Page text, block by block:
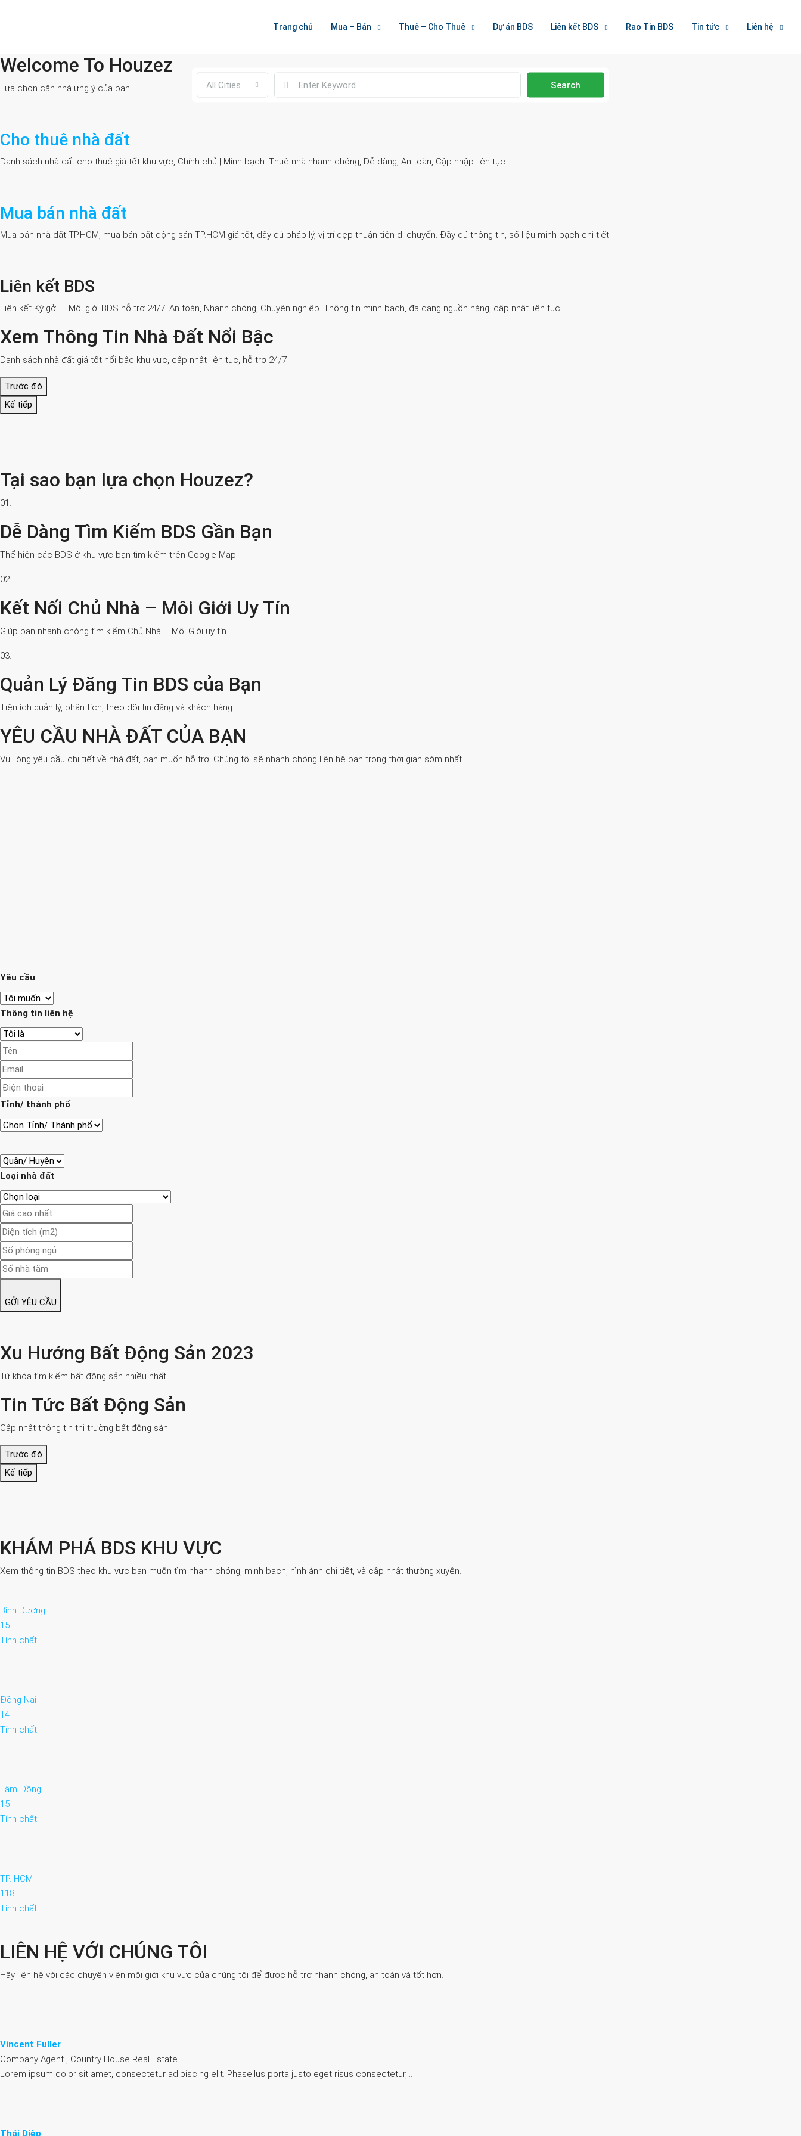
Trang chủ Mua – Bán Thuê – Cho Thuê Dự án BDS Liên kết BDS Rao Tin BDS Tin tức Liên hệ
Welcome To Houzez
All Cities Search
Welcome To Houzez
Lựa chọn căn nhà ưng ý của bạn
Cho thuê nhà đất
Danh sách nhà đất cho thuê giá tốt khu vực, Chính chủ | Minh bạch. Thuê nhà nhanh chóng, Dễ dàng, An toàn, Cập nhập liên tục.
Mua bán nhà đất
Mua bán nhà đất TP.HCM, mua bán bất động sản TP.HCM giá tốt, đầy đủ pháp lý, vị trí đẹp thuận tiện di chuyển. Đầy đủ thông tin, số liệu minh bạch chi tiết.
Liên kết BDS
Liên kết Ký gởi – Môi giới BDS hỗ trợ 24/7. An toàn, Nhanh chóng, Chuyên nghiệp. Thông tin minh bạch, đa dạng nguồn hàng, cập nhật liên tục.
Xem Thông Tin Nhà Đất Nổi Bậc
Danh sách nhà đất giá tốt nổi bậc khu vực, cập nhật liên tục, hỗ trợ 24/7
Trước đó
Kế tiếp
Tại sao bạn lựa chọn Houzez?
01.
Dễ Dàng Tìm Kiếm BDS Gần Bạn
Thể hiện các BDS ở khu vực bạn tìm kiếm trên Google Map.
02.
Kết Nối Chủ Nhà – Môi Giới Uy Tín
Giúp bạn nhanh chóng tìm kiếm Chủ Nhà – Môi Giới uy tín.
03.
Quản Lý Đăng Tin BDS của Bạn
Tiện ích quản lý, phân tích, theo dõi tin đăng và khách hàng.
YÊU CẦU NHÀ ĐẤT CỦA BẠN
Vui lòng yêu cầu chi tiết về nhà đất, bạn muốn hỗ trợ. Chúng tôi sẽ nhanh chóng liên hệ bạn trong thời gian sớm nhất.
Yêu cầu
Thông tin liên hệ
Tỉnh/ thành phố
Loại nhà đất
GỞI YÊU CẦU
Xu Hướng Bất Động Sản 2023
Từ khóa tìm kiếm bất động sản nhiều nhất
Tin Tức Bất Động Sản
Cập nhật thông tin thị trường bất động sản
Trước đó
Kế tiếp
KHÁM PHÁ BDS KHU VỰC
Xem thông tin BDS theo khu vực bạn muốn tìm nhanh chóng, minh bạch, hình ảnh chi tiết, và cập nhật thường xuyên.
Bình Dương
15
Tính chất
Đồng Nai
14
Tính chất
Lâm Đồng
15
Tính chất
TP. HCM
118
Tính chất
LIÊN HỆ VỚI CHÚNG TÔI
Hãy liên hệ với các chuyên viên môi giới khu vực của chúng tôi để được hỗ trợ nhanh chóng, an toàn và tốt hơn.
Vincent Fuller
Company Agent , Country House Real Estate
Lorem ipsum dolor sit amet, consectetur adipiscing elit. Phasellus porta justo eget risus consectetur,…
Thái Diệp